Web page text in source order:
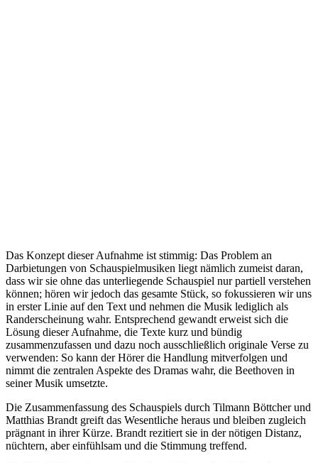
Das Konzept dieser Aufnahme ist stimmig: Das Problem an
Darbietungen von Schauspielmusiken liegt nämlich zumeist daran,
dass wir sie ohne das unterliegende Schauspiel nur partiell verstehen
können; hören wir jedoch das gesamte Stück, so fokussieren wir uns
in erster Linie auf den Text und nehmen die Musik lediglich als
Randerscheinung wahr. Entsprechend gewandt erweist sich die
Lösung dieser Aufnahme, die Texte kurz und bündig
zusammenzufassen und dazu noch ausschließlich originale Verse zu
verwenden: So kann der Hörer die Handlung mitverfolgen und
nimmt die zentralen Aspekte des Dramas wahr, die Beethoven in
seiner Musik umsetzte.
Die Zusammenfassung des Schauspiels durch Tilmann Böttcher und
Matthias Brandt greift das Wesentliche heraus und bleiben zugleich
prägnant in ihrer Kürze. Brandt rezitiert sie in der nötigen Distanz,
nüchtern, aber einfühlsam und die Stimmung treffend.